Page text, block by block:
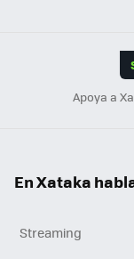
Apoya a
En Xataka
Streaming